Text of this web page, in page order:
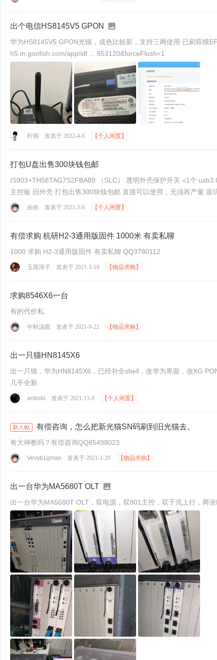
出个电信HS8145V5 GPON
华为HS8145V5 GPON光猫，成色比较新，支持三网使用 已刷双模
h5.m.goofish.com/app/idl ... 853120&forceFlush=1
柠萌 发表于 2022-4-6 【个人闲置】
打包U盘出售300块钱包邮
IS903+TH58TAG7S2FBA89 （SLC） 透明外壳保护开关 =1个
由依 发表于 2021-3-6 【个人闲置】
有偿求购 杭研H2-3通用版固件 1000米 有卖私聊
1000 求购 H2-3通用版固件 有卖私聊 QQ3780112
玉面浪子 发表于 2021-3-19 【物品求购】
求购8546X6一台
有的代价私
中秋汤圆 发表于 2021-9-22 【物品求购】
出一只猫HN8145X6
出一只猫，华为HN8145X6，已经补全shell，改华为界面，改XG
几乎全新
anbobi 发表于 2021-11-9 【个人闲置】
新人帖 有偿咨询，怎么把新光猫SN码刷到旧光猫去。
有大神教吗？有偿咨询QQ85498023
Vevyb1gman 发表于 2021-1-29 【物品求购】
出一台华为MA5680T OLT
出一台华为MA5680T OLT，双电源，双801主控，双千兆上行，两